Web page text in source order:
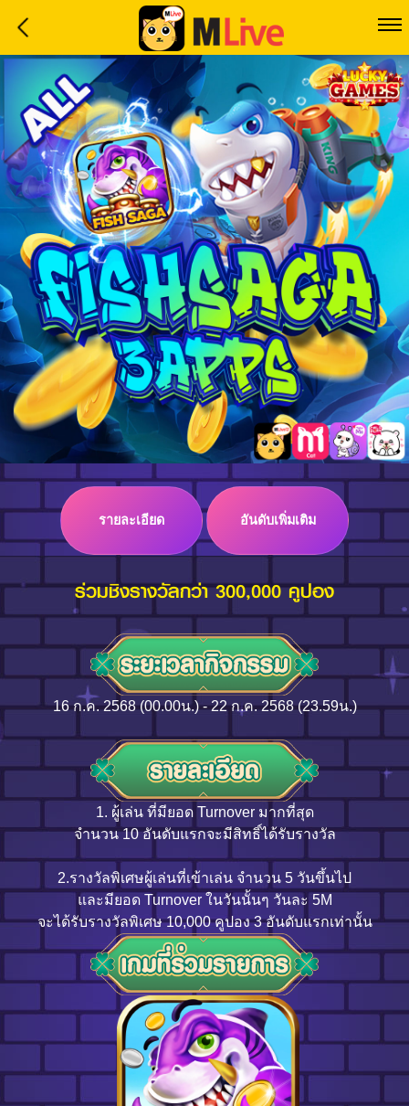
Home
Event
LuckyGame
WinwinCoin
Debit
Mdoll
Help
Support
Language
:
Log in
Top up
รายละเอียด อันดับเพิ่มเติม
ร่วมชิงรางวัลกว่า 300,000 คูปอง
16 ก.ค. 2568 (00.00น.) - 22 ก.ค. 2568 (23.59น.)
1. ผู้เล่น ที่มียอด Turnover มากที่สุด
จำนวน 10 อันดับแรกจะมีสิทธิ์ได้รับรางวัล
2.รางวัลพิเศษผู้เล่นที่เข้าเล่น จำนวน 5 วันขึ้นไป
และมียอด Turnover ในวันนั้นๆ วันละ 5M
จะได้รับรางวัลพิเศษ 10,000 คูปอง 3 อันดับแรกเท่านั้น